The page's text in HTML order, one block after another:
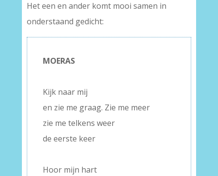
Het een en ander komt mooi samen in
onderstaand gedicht:
MOERAS
Kijk naar mij
en zie me graag. Zie me meer
zie me telkens weer
de eerste keer
Hoor mijn hart